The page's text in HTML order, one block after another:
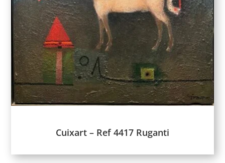
Cuixart – Ref 4417 Ruganti